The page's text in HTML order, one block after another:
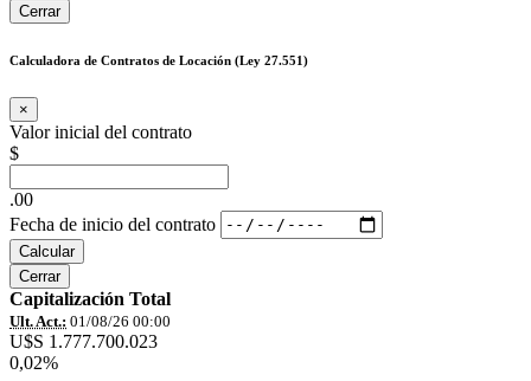
Cerrar
Calculadora de Contratos de Locación (Ley 27.551)
×
Valor inicial del contrato
$
.00
Fecha de inicio del contrato
Calcular
Cerrar
Capitalización Total
Ult. Act.: 01/08/26 00:00
U$S 1.777.700.023
0,02%